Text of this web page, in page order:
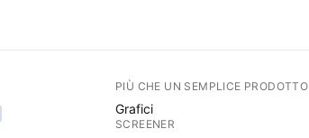
PIÙ CHE UN SEMPLICE PRODOTTO
Grafici
SCREENER